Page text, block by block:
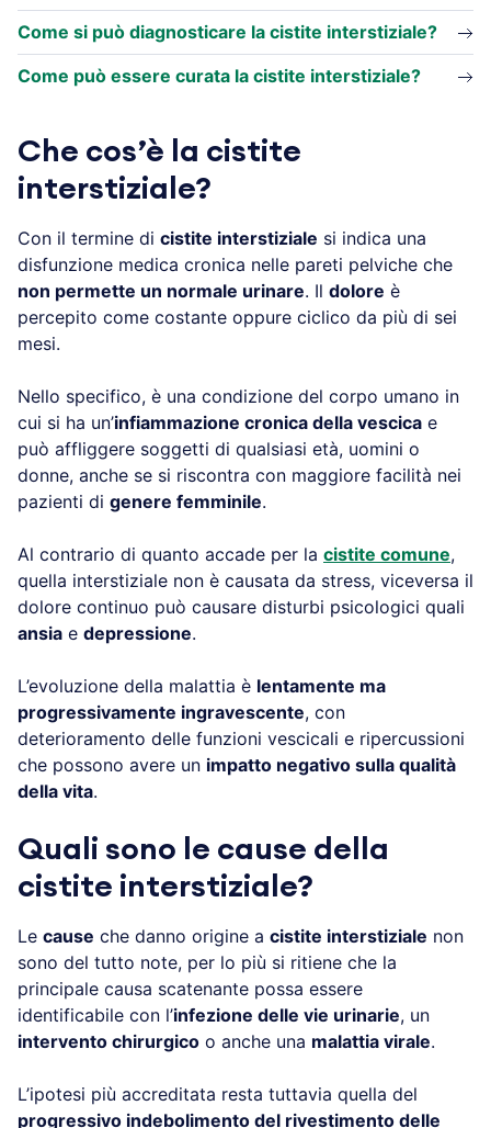
Come si può diagnosticare la cistite interstiziale?
Come può essere curata la cistite interstiziale?
Che cos’è la cistite
interstiziale?
Con il termine di cistite interstiziale si indica una
disfunzione medica cronica nelle pareti pelviche che
non permette un normale urinare. Il dolore è
percepito come costante oppure ciclico da più di sei
mesi.
Nello specifico, è una condizione del corpo umano in
cui si ha un’infiammazione cronica della vescica e
può affliggere soggetti di qualsiasi età, uomini o
donne, anche se si riscontra con maggiore facilità nei
pazienti di genere femminile.
Al contrario di quanto accade per la cistite comune,
quella interstiziale non è causata da stress, viceversa il
dolore continuo può causare disturbi psicologici quali
ansia e depressione.
L’evoluzione della malattia è lentamente ma
progressivamente ingravescente, con
deterioramento delle funzioni vescicali e ripercussioni
che possono avere un impatto negativo sulla qualità
della vita.
Quali sono le cause della
cistite interstiziale?
Le cause che danno origine a cistite interstiziale non
sono del tutto note, per lo più si ritiene che la
principale causa scatenante possa essere
identificabile con l’infezione delle vie urinarie, un
intervento chirurgico o anche una malattia virale.
L’ipotesi più accreditata resta tuttavia quella del
progressivo indebolimento del rivestimento delle